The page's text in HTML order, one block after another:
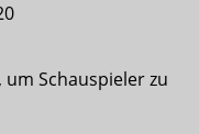
Schauspieler zu